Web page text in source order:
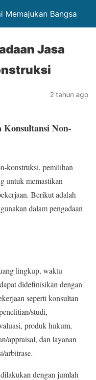
Memajukan Bangsa
Jasa
2 tahun ago
Konsultansi Non-
konstruksi, pemilihan
untuk memastikan
Berikut adalah
dalam pengadaan
lingkup, waktu
didefinisikan dengan
seperti konsultan
studi,
produk hukum,
appraisal, dan layanan
arbitrase.
dengan jumlah